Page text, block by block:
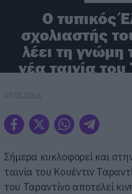
Ο τυπικός
σχολιαστής
λέει τη γνώμη
νέα ταινία
07.01.2016
Σήμερα κυκλοφορεί και
ταινία του Κουέντιν
του Ταραντίνο αποτελεί